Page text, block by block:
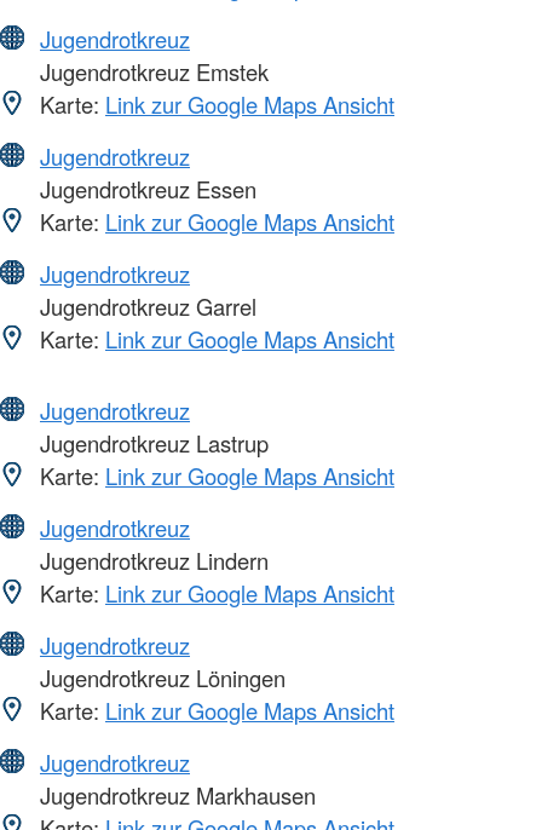
Jugendrotkreuz
Jugendrotkreuz Emstek
Karte: Link zur Google Maps Ansicht
Jugendrotkreuz
Jugendrotkreuz Essen
Karte: Link zur Google Maps Ansicht
Jugendrotkreuz
Jugendrotkreuz Garrel
Karte: Link zur Google Maps Ansicht
Jugendrotkreuz
Jugendrotkreuz Lastrup
Karte: Link zur Google Maps Ansicht
Jugendrotkreuz
Jugendrotkreuz Lindern
Karte: Link zur Google Maps Ansicht
Jugendrotkreuz
Jugendrotkreuz Löningen
Karte: Link zur Google Maps Ansicht
Jugendrotkreuz
Jugendrotkreuz Markhausen